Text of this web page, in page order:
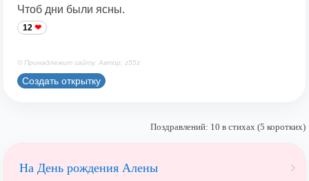
Чтоб дни были ясны.
12
© Принадлежит сайту. Автор: z55z
Создать открытку
Поздравлений: 10 в стихах (5 коротких)
На День рождения Алены